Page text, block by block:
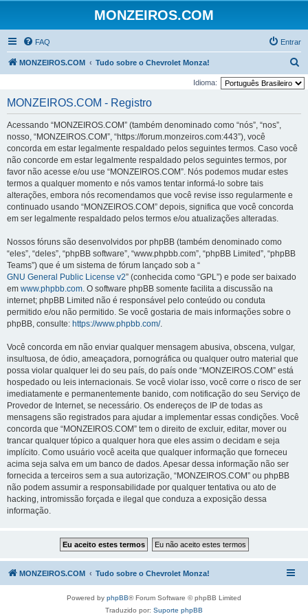
MONZEIROS.COM
FAQ Entrar
MONZEIROS.COM Tudo sobre o Chevrolet Monza!
e
Idioma:
MONZEIROS.COM - Registro
Acessando “MONZEIROS.COM” (também denominado como “nós”, “nos”,
nosso, “MONZEIROS.COM”, “https://forum.monzeiros.com:443”), você
concorda em estar legalmente respaldado pelos seguintes termos. Caso você
não concorde em estar legalmente respaldado pelos seguintes termos, por
favor não acesse e/ou use “MONZEIROS.COM”. Nós podemos mudar estes
termos a qualquer momento e nós vamos tentar informá-lo sobre tais
alterações, embora nós recomendamos que você revise isso regularmente e
continuado usando “MONZEIROS.COM” depois, significa que você concorda
em ser legalmente respaldado pelos termos e/ou atualizações alteradas.
Nossos fóruns são desenvolvidos por phpBB (também denominado como
“eles”, “deles”, “phpBB software”, “www.phpbb.com”, “phpBB Limited”, “phpBB
Teams”) que é um sistema de fórum lançado sob a “
GNU General Public License v2” (conhecida como “GPL”) e pode ser baixado
em www.phpbb.com. O software phpBB somente facilita a discussão na
internet; phpBB Limited não é responsável pelo conteúdo ou conduta
permitido e/ou não permitido. Se você gostaria de mais informações sobre o
phpBB, consulte: https://www.phpbb.com/.
Você concorda em não enviar qualquer mensagem abusiva, obscena, vulgar,
insultuosa, de ódio, ameaçadora, pornográfica ou qualquer outro material que
possa violar qualquer lei do seu país, do país onde “MONZEIROS.COM” está
hospedado ou leis internacionais. Se você violar isso, você corre o risco de ser
imediatamente e permanentemente banido, com notificação do seu Serviço de
Provedor de Internet, se necessário. Os endereços de IP de todas as
mensagens são registrados para ajudar a implementar essas condições. Você
concorda que “MONZEIROS.COM” tem o direito de excluir, editar, mover ou
trancar qualquer tópico a qualquer hora que eles assim o decidam e seja
implícito. Como usuário você aceita que qualquer informação que forneceu
acima seja salva em um banco de dados. Apesar dessa informação não ser
fornecida a terceiros sem a sua autorização, “MONZEIROS.COM” ou phpBB
não podem assumir a responsabilidade por qualquer tentativa ou ato de
hacking, intromissão forçada e ilegal que conduza a exposição dessa
informação.
MONZEIROS.COM Tudo sobre o Chevrolet Monza!
Powered by phpBB® Forum Software © phpBB Limited
Traduzido por: Suporte phpBB